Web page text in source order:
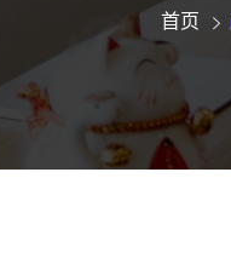
首页